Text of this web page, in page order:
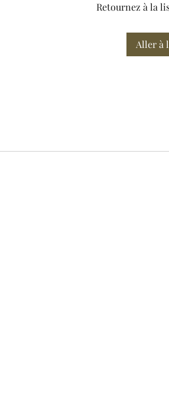
Retournez à la
Aller à